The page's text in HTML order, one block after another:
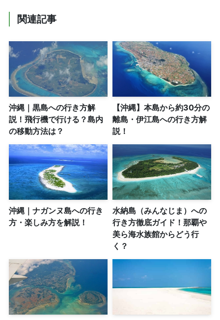
関連記事
沖縄｜黒島への行き方解
説！飛行機で行ける？島内
の移動方法は？
【沖縄】本島から約30分の
離島・伊江島への行き方解
説！
沖縄｜ナガンヌ島への行き
方・楽しみ方を解説！
水納島（みんなじま）への
行き方徹底ガイド！那覇や
美ら海水族館からどう行
く？